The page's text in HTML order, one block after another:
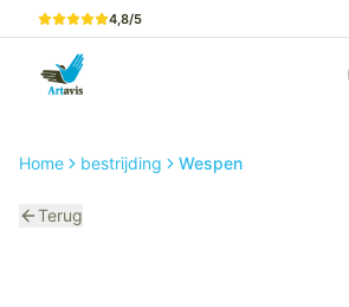
4,8/5
Home bestrijding Wespen
Terug